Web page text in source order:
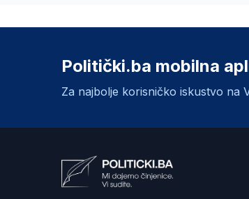
Politički.ba mobilna
Za najbolje korisničko iskustvo na